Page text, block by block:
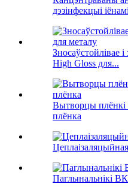
дэзінфекцыі
Зносаўстойлівае
High Gloss для...
Вытворцы плёнкі
плёнка
Паглынальнікі